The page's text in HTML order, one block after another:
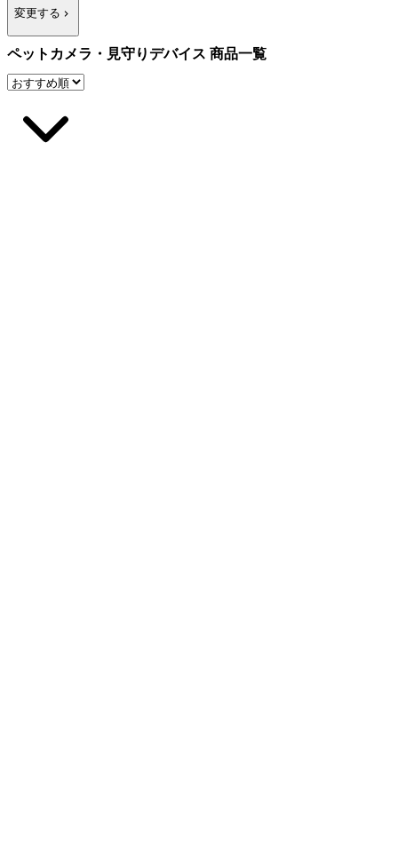
変更する
ペットカメラ・見守りデバイス 商品一覧